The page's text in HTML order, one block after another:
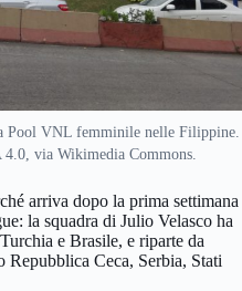
Pool VNL femminile nelle Filippine.
via Wikimedia Commons.
arriva dopo la prima settimana
la squadra di Julio Velasco ha
e Brasile, e riparte da
Ceca, Serbia, Stati